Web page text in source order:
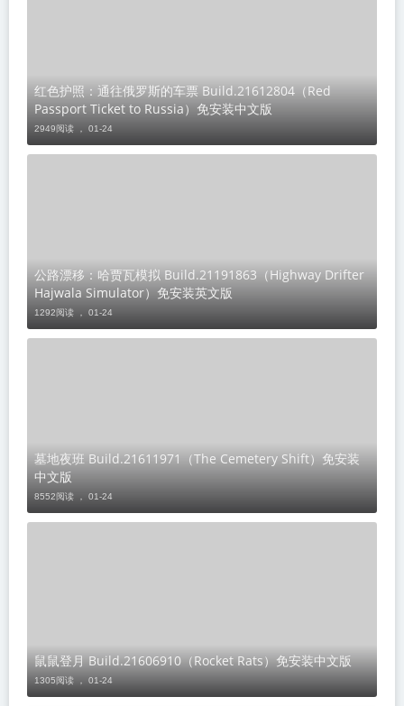
红色护照：通往俄罗斯的车票 Build.21612804（Red
Passport Ticket to Russia）免安装中文版
2949阅读 ， 01-24
公路漂移：哈贾瓦模拟 Build.21191863（Highway Drifter
Hajwala Simulator）免安装英文版
1292阅读 ， 01-24
墓地夜班 Build.21611971（The Cemetery Shift）免安装
中文版
8552阅读 ， 01-24
鼠鼠登月 Build.21606910（Rocket Rats）免安装中文版
1305阅读 ， 01-24